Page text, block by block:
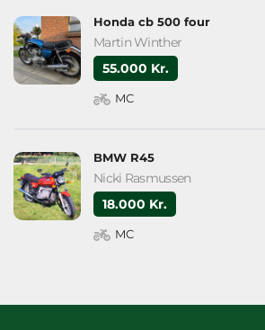
Honda cb 500 four
Martin Winther
55.000 Kr.
MC
BMW R45
Nicki Rasmussen
18.000 Kr.
MC